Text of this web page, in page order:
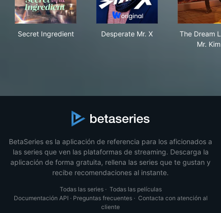
Secret Ingredient Desperate Mr. X
The Dream
Mr. Kim
BetaSeries es la aplicación de referencia para los aficionados a
las series que ven las plataformas de streaming. Descarga la
aplicación de forma gratuita, rellena las series que te gustan y
recibe recomendaciones al instante.
Todas las series· Todas las películas
Documentación API · Preguntas frecuentes· Contacta con atención al
cliente